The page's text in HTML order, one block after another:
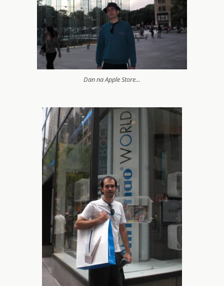
Dan na Apple Store…